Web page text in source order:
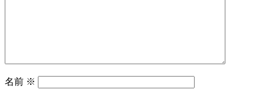
名前 ※